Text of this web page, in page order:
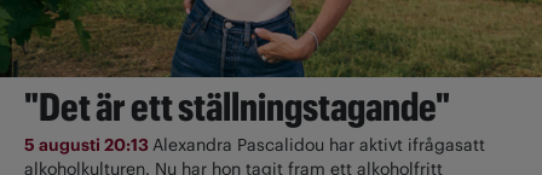
"Det är ett ställningstagande"
5 augusti 20:13Alexandra Pascalidou har aktivt ifrågasatt
alkoholkulturen. Nu har hon tagit fram ett alkoholfritt